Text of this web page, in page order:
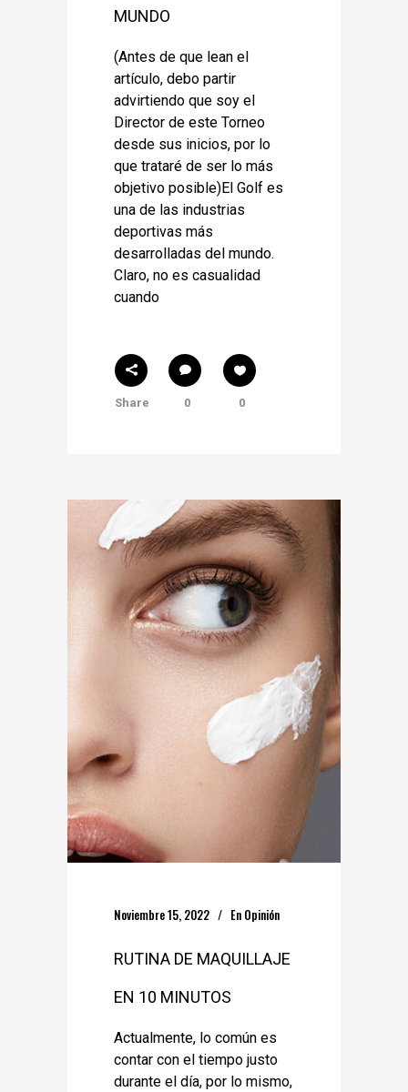
MUNDO
(Antes de que lean el
artículo, debo partir
advirtiendo que soy el
Director de este Torneo
desde sus inicios, por lo
que trataré de ser lo más
objetivo posible)El Golf es
una de las industrias
deportivas más
desarrolladas del mundo.
Claro, no es casualidad
cuando
Share 0 0
Noviembre 15, 2022 En Opinión
RUTINA DE MAQUILLAJE
EN 10 MINUTOS
Actualmente, lo común es
contar con el tiempo justo
durante el día, por lo mismo,